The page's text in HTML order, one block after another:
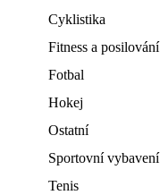
Cyklistika
Fitness a posilování
Fotbal
Hokej
Ostatní
Sportovní vybavení
Tenis